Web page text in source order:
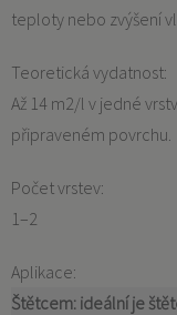
teploty nebo zvýšení
Teoretická vydatnost:
Až 14 m2/l v jedné
připraveném povrchu.
Počet vrstev:
1–2
Aplikace:
Štětcem: ideální je